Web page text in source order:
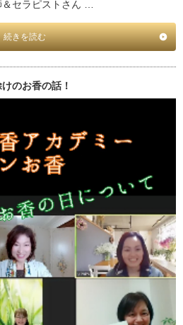
セラピストさん …
続きを読む
のお香の話！